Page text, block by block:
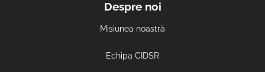
Despre noi
Misiunea noastră
Echipa CIDSR